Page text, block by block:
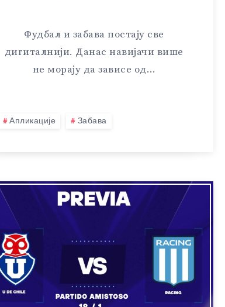
Фудбал и забава постају све
дигиталнији. Данас навијачи више
не морају да зависе од…
Апликације Забава